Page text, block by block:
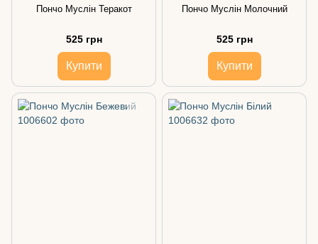
Пончо Муслін Теракот
525 грн
Купити
Пончо Муслін Молочний
525 грн
Купити